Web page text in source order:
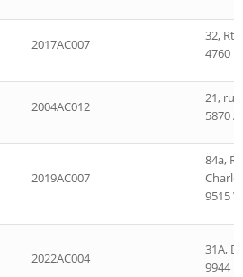
2017AC007
32,
4760
2004AC012
21,
5870
2019AC007
84a,
9515
2022AC004
31A,
9944